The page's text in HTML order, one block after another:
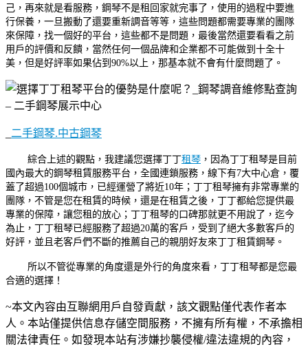
己，再來就是看服務，鋼琴不是租回家就完事了，使用的過程中要進
行保養，一旦搬動了還要重新調音等等，這些問題都需要專業的團隊
來保障，找一個好的平台，這些都不是問題，最後當然還要看看之前
用戶的評價和反饋，當然任何一個品牌和企業都不可能做到十全十
美，但是好評率如果佔到90%以上，那基本就不會有什麼問題了。
二手鋼琴.中古鋼琴
綜合上述的觀點，我建議您選擇丁丁租琴 ，因為丁丁租琴是目前
國內最大的鋼琴租賃服務平台，全國連鎖服務，線下有7大中心倉，覆
蓋了超過100個城市，已經運營了將近10年；丁丁租琴擁有非常專業的
團隊，不管是您在租賃的時候，還是在租賃之後，丁丁都給您提供最
專業的保障，讓您租的放心；丁丁租琴的口碑那就更不用說了，迄今
為止，丁丁租琴已經服務了超過20萬的客戶，受到了絕大多數客戶的
好評，並且老客戶們不斷的推薦自己的親朋好友來丁丁租賃鋼琴。
所以不管從專業的角度還是外行的角度來看，丁丁租琴都是您最
合適的選擇！
~本文內容由互聯網用戶自發貢獻，該文觀點僅代表作者本
人。本站僅提供信息存儲空間服務，不擁有所有權，不承擔相
關法律責任。如發現本站有涉嫌抄襲侵權/違法違規的內容，